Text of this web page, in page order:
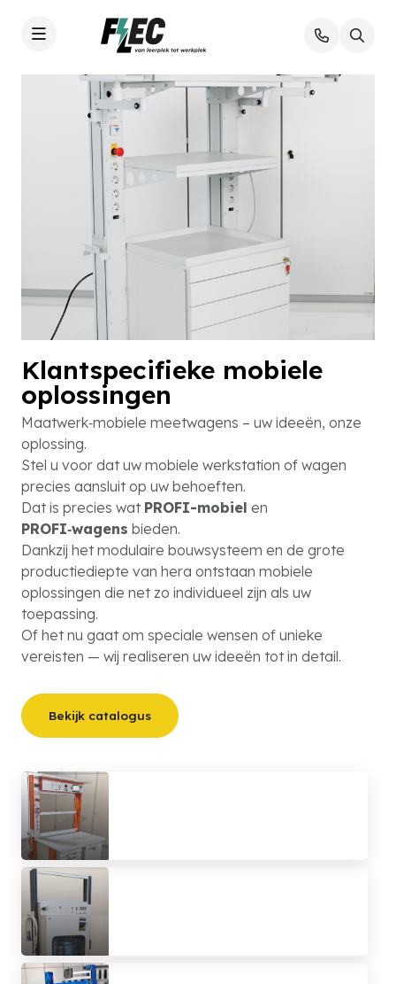
Klantspecifieke mobiele
oplossingen
Maatwerk‑mobiele meetwagens – uw ideeën, onze
oplossing.
Stel u voor dat uw mobiele werkstation of wagen
precies aansluit op uw behoeften.
Dat is precies wat PROFI-mobiel en
PROFI‑wagens bieden.
Dankzij het modulaire bouwsysteem en de grote
productiediepte van hera ontstaan mobiele
oplossingen die net zo individueel zijn als uw
toepassing.
Of het nu gaat om speciale wensen of unieke
vereisten — wij realiseren uw ideeën tot in detail.
Bekijk catalogus